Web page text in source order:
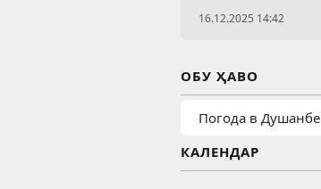
16.12.2025 14:42
ОБУ ҲАВО
Погода в Душанбе
КАЛЕНДАР